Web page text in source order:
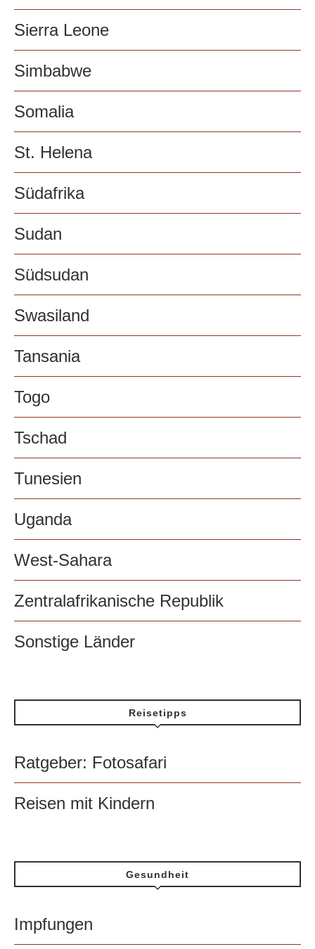
Sierra Leone
Simbabwe
Somalia
St. Helena
Südafrika
Sudan
Südsudan
Swasiland
Tansania
Togo
Tschad
Tunesien
Uganda
West-Sahara
Zentralafrikanische Republik
Sonstige Länder
Reisetipps
Ratgeber: Fotosafari
Reisen mit Kindern
Gesundheit
Impfungen